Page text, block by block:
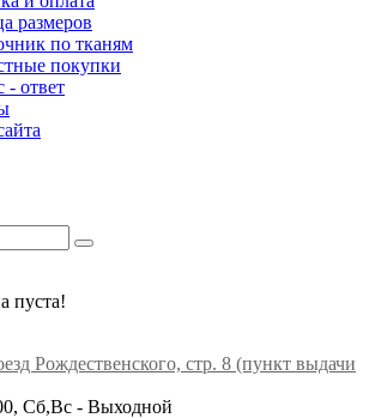
размеров
по тканям
покупки
- ответ
пуста!
Рождественского, стр. 8 (пункт выдачи
Сб,Вс - Выходной